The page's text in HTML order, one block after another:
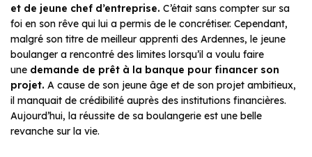
et de jeune chef d’entreprise. C’était sans compter sur sa
foi en son rêve qui lui a permis de le concrétiser. Cependant,
malgré son titre de meilleur apprenti des Ardennes, le jeune
boulanger a rencontré des limites lorsqu’il a voulu faire
une demande de prêt à la banque pour financer son
projet. A cause de son jeune âge et de son projet ambitieux,
il manquait de crédibilité auprès des institutions financières.
Aujourd’hui, la réussite de sa boulangerie est une belle
revanche sur la vie.